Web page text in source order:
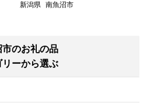
新潟県 南魚沼市
市のお礼の品
リーから選ぶ